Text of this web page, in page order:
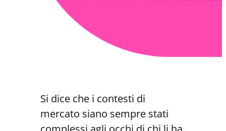
Si dice che i contesti di
mercato siano sempre stati